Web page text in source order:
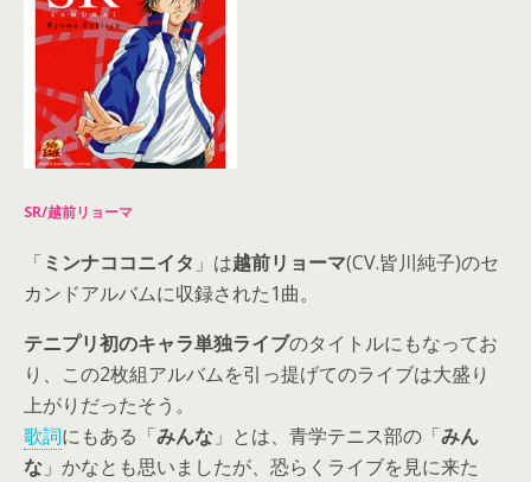
SR/越前リョーマ
「ミンナココニイタ 」は越前リョーマ(CV.皆川純子)のセ
カンドアルバムに収録された1曲。
テニプリ初のキャラ単独ライブのタイトルにもなってお
り、この2枚組アルバムを引っ提げてのライブは大盛り
上がりだったそう。
歌詞にもある「みんな 」とは、 青学テニス部の「みん
な 」 かなとも思いましたが、恐らく ライブを見に来た